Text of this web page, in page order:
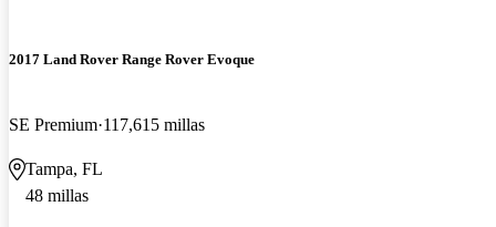
2017 Land Rover Range Rover Evoque
SE Premium 117,615 millas
Tampa, FL
48 millas